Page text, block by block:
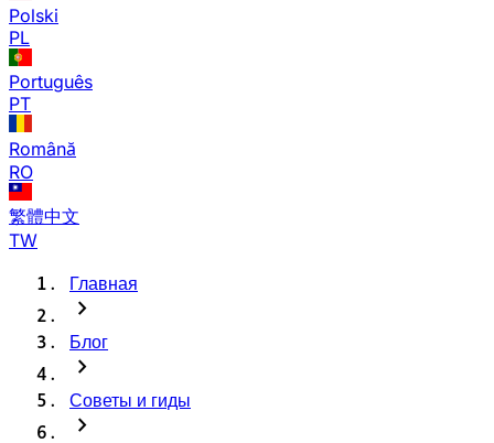
Polski
PL
Português
PT
Română
RO
繁體中文
TW
Главная
chevron_right
Блог
chevron_right
Советы и гиды
chevron_right